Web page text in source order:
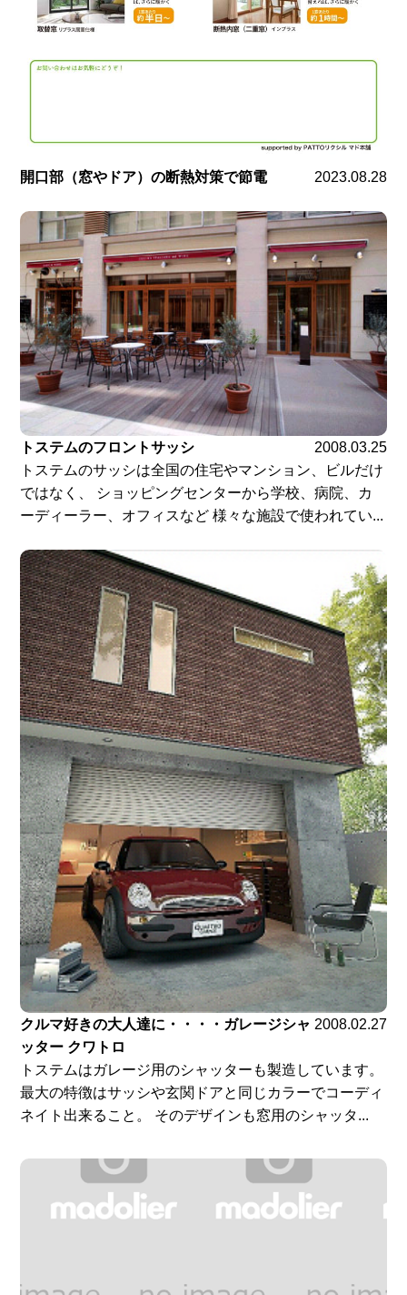
開口部（窓やドア）の断熱対策で節電 2023.08.28
トステムのフロントサッシ
2008.03.25
トステムのサッシは全国の住宅やマンション、ビルだけ
ではなく、 ショッピングセンターから学校、病院、カ
ーディーラー、オフィスなど 様々な施設で使われてい...
クルマ好きの大人達に・・・・ガレージシャ
ッター クワトロ
2008.02.27
トステムはガレージ用のシャッターも製造しています。
最大の特徴はサッシや玄関ドアと同じカラーでコーディ
ネイト出来ること。 そのデザインも窓用のシャッタ...